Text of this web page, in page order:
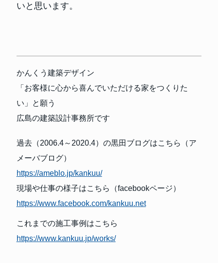
いと思います。
かんくう建築デザイン
「お客様に心から喜んでいただける家をつくりた
い」と願う
広島の建築設計事務所です
過去（2006.4～2020.4）の黒田ブログはこちら（ア
メーバブログ）
https://ameblo.jp/kankuu/
現場や仕事の様子はこちら（facebookページ）
https://www.facebook.com/kankuu.net
これまでの施工事例はこちら
https://www.kankuu.jp/works/